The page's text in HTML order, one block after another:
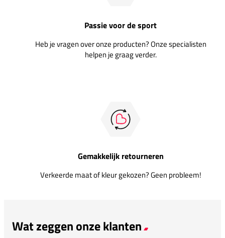
Passie voor de sport
Heb je vragen over onze producten? Onze specialisten
helpen je graag verder.
Gemakkelijk retourneren
Verkeerde maat of kleur gekozen? Geen probleem!
Wat zeggen onze klanten